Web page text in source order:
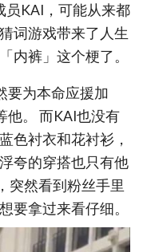
员KAI，可能从来都
词游戏带来了人生
内裤」这个梗了。
要为本命应援加
他。 而KAI也没有
色衬衣和花衬衫，
夸的穿搭也只有他
突然看到粉丝手里
要拿过来看仔细。